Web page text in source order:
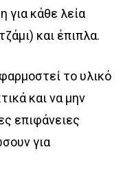
για κάθε λεία
και έπιπλα.
το υλικό
και να μην
επιφάνειες
για